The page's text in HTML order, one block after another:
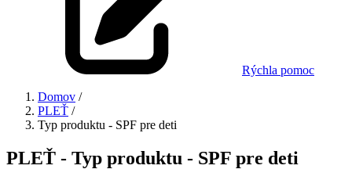
Rýchla pomoc
Domov /
PLEŤ /
Typ produktu - SPF pre deti
PLEŤ - Typ produktu - SPF pre deti